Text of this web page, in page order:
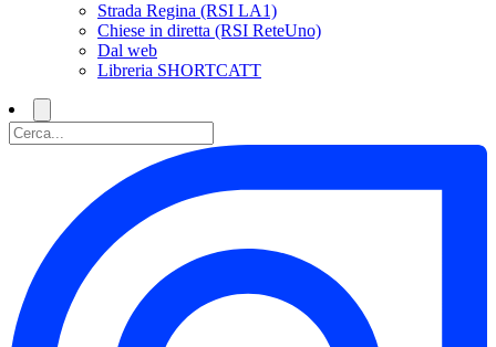
Strada Regina (RSI LA1)
Chiese in diretta (RSI ReteUno)
Dal web
Libreria SHORTCATT